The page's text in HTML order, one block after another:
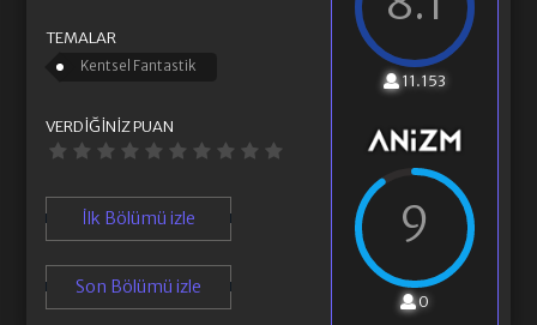
11.153
9
0
TEMALAR
Kentsel Fantastik
VERDIĞINIZ PUAN
İlk Bölümü izle
Son Bölümü izle